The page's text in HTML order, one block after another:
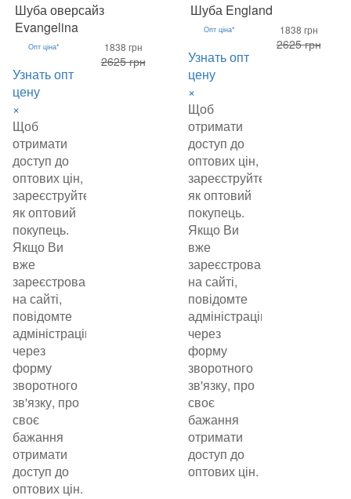
Шуба оверсайз
Evangelina
Опт ціна*
Узнать опт
цену
×
Щоб
отримати
доступ до
оптових цін,
зареєструйтеся
як оптовий
покупець.
Якщо Ви
вже
зареєстровані
на сайті,
повідомте
адміністрацію
через
форму
зворотного
зв'язку, про
своє
бажання
отримати
доступ до
оптових цін.
1838 грн
2625 грн
Шуба England
Опт ціна*
Узнать опт
цену
×
Щоб
отримати
доступ до
оптових цін,
зареєструйтеся
як оптовий
покупець.
Якщо Ви
вже
зареєстровані
на сайті,
повідомте
адміністрацію
через
форму
зворотного
зв'язку, про
своє
бажання
отримати
доступ до
оптових цін.
1838 грн
2625 грн